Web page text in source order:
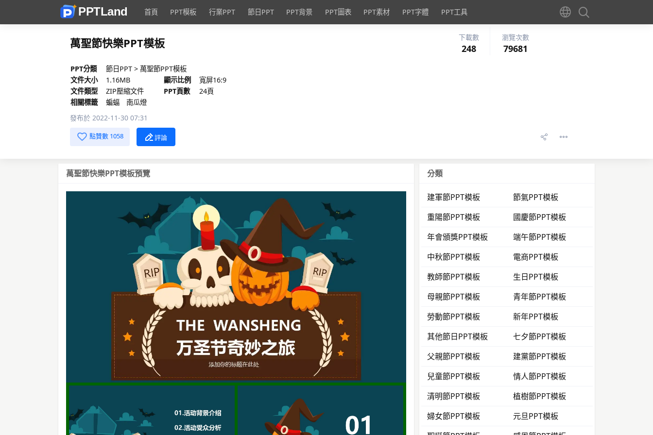
首頁 PPT模板 行業PPT 節日PPT PPT背景 PPT圖表 PPT素材 PPT字體 PPT工具
萬聖節快樂PPT模板 下載數
248
瀏覽次數
79681
PPT分類 節日PPT > 萬聖節PPT模板
文件大小
1.16MB 顯示比例
寬屏16:9
文件類型
ZIP壓縮文件 PPT頁數
24頁
相關標籤
蝙蝠
南瓜燈
發布於 2022-11-30 07:31
點贊數 1058 評論
萬聖節快樂PPT模板預覽 分類
建軍節PPT模板
節氣PPT模板
重陽節PPT模板
國慶節PPT模板
年會頒獎PPT模板
端午節PPT模板
中秋節PPT模板
電商PPT模板
教師節PPT模板
生日PPT模板
母親節PPT模板
青年節PPT模板
勞動節PPT模板
新年PPT模板
其他節日PPT模板
七夕節PPT模板
父親節PPT模板
建黨節PPT模板
兒童節PPT模板
情人節PPT模板
清明節PPT模板
植樹節PPT模板
婦女節PPT模板
元旦PPT模板